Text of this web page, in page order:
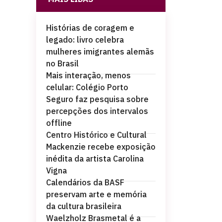
Histórias de coragem e
legado: livro celebra
mulheres imigrantes alemãs
no Brasil
Mais interação, menos
celular: Colégio Porto
Seguro faz pesquisa sobre
percepções dos intervalos
offline
Centro Histórico e Cultural
Mackenzie recebe exposição
inédita da artista Carolina
Vigna
Calendários da BASF
preservam arte e memória
da cultura brasileira
Waelzholz Brasmetal é a